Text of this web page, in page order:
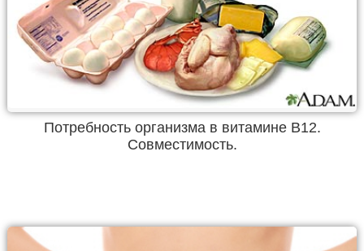
Потребность организма в витамине В12.
Совместимость.